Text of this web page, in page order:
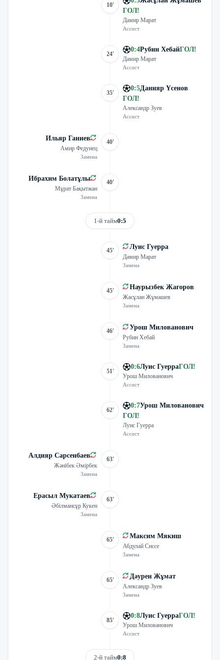
10'
ГОЛ!
Дамир Марат
Ассист
24'
0:4Рубин ХебайГОЛ!
Дамир Марат
Ассист
35'
0:5Данияр Үсенов
ГОЛ!
Александр Зуев
Ассист
Ильяр Ганиев
Амир Федунец
Замена
40'
Ибрахим Болатұлы
Мұрат Бақытжан
Замена
40'
1-й тайм0:5
45' Луис Гуерра
Дамир Марат
Замена
45' Наурызбек Жагоров
Жасұлан Жұмашев
Замена
46' Урош Милованович
Рубин Хебай
Замена
51'
0:6Луис ГуерраГОЛ!
Урош Милованович
Ассист
62'
0:7Урош Милованович
ГОЛ!
Луис Гуерра
Ассист
Алдияр Сарсенбаев
Жәнібек Әмірбек
Замена
63'
Ерасыл Мукатаев
Әбілмансұр Кукен
Замена
63'
65' Максим Мякиш
Абдулай Сиссе
Замена
65' Дәурен Жұмат
Александр Зуев
Замена
85'
0:8Луис ГуерраГОЛ!
Урош Милованович
Ассист
2-й тайм0:8